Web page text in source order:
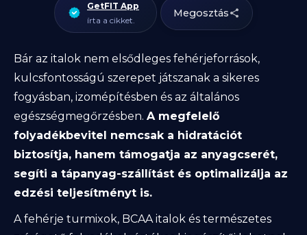
GetFIT App
írta a cikket.
Megosztás
Bár az italok nem elsődleges fehérjeforrások,
kulcsfontosságú szerepet játszanak a sikeres
fogyásban, izomépítésben és az általános
egészségmegőrzésben. A megfelelő
folyadékbevitel nemcsak a hidratációt
biztosítja, hanem támogatja az anyagcserét,
segíti a tápanyag-szállítást és optimalizálja az
edzési teljesítményt is.
A fehérje turmixok, BCAA italok és természetes